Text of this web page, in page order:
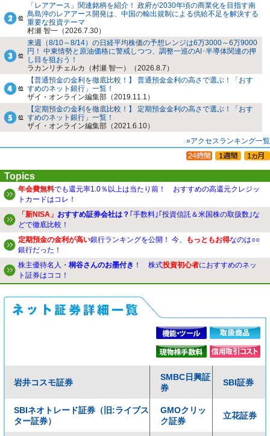
「レアアース」関連銘柄を紹介！ 政府が2030年頃の商業化を目指す南
鳥島沖のレアアース開発は、中国の輸出規制による供給不足を解決する
重要な投資テーマ
村瀬 智一（2026.7.30）
来週（8/10～8/14）の日経平均株価の予想レンジは6万3000～6万9000
円！ 中東情勢と原油価格に警戒しつつ、調整一巡のAI･半導体関連の押
し目を狙おう！
ラカンリチェルカ（村瀬 智一）（2026.8.7）
【普通預金の金利を徹底比較！】 普通預金金利の高さで選ぶ！「おす
すめのネット銀行」一覧！
ザイ・オンライン編集部（2019.11.1）
【定期預金の金利を徹底比較！】 定期預金金利の高さで選ぶ！「おす
すめのネット銀行」一覧！
ザイ・オンライン編集部（2021.6.10）
»アクセスランキング一覧
Topics
年会費無料でも還元率1.0％以上は当たり前！ おすすめの高還元クレジッ
トカードはコレ！
「新NISA」 おすすめ証券会社は？ ｢手数料｣｢投資信託＆米国株の取扱数｣な
どで徹底比較！
定期預金の金利が高い銀行ランキングを公開！ 今、 もっともお得なのは○○
銀行だった！
株主優待名人・ 桐谷さんのお墨付き ！ 株式投資初心者におすすめのネッ
ト証券はココ！
岩井コスモ証券
SMBC日興証
券
SBI証券
SBIネオトレード証券（旧:ライブス
ター証券）
GMOクリッ
ク証券
立花証券